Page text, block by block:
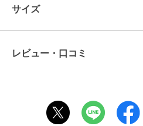
使いください。［ベーシックな使用方
にしてパウダーをとります。(パフ1／
らせるように、顔の中心から外側に
ホワイトを塗布します。パフを折り
ードなつや肌印象(*1)に。・くすみカ
サイズ
レビュー・口コミ